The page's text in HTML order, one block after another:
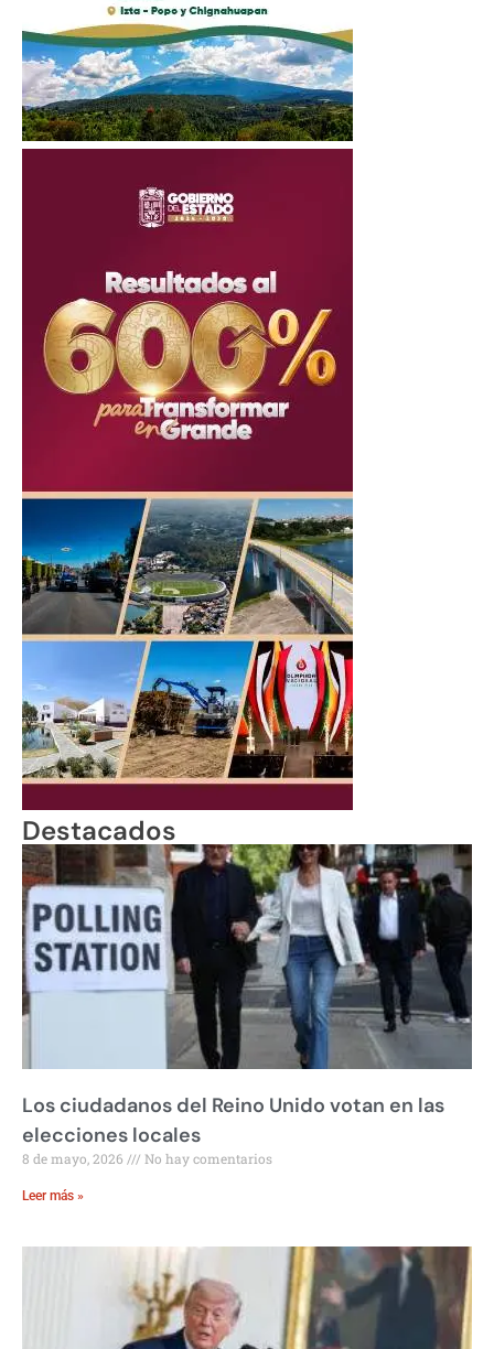
Destacados
Los ciudadanos del Reino Unido votan en las
elecciones locales
8 de mayo, 2026 No hay comentarios
Leer más »